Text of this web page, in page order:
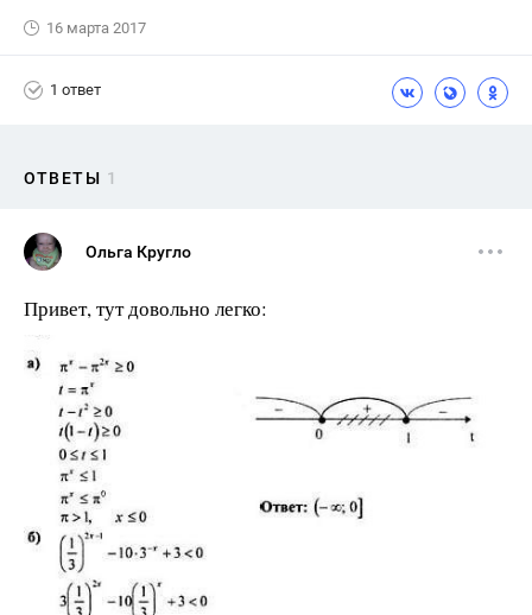
16 марта 2017
1 ответ
ОТВЕТЫ 1
Ольга Кругло
Привет, тут довольно легко: